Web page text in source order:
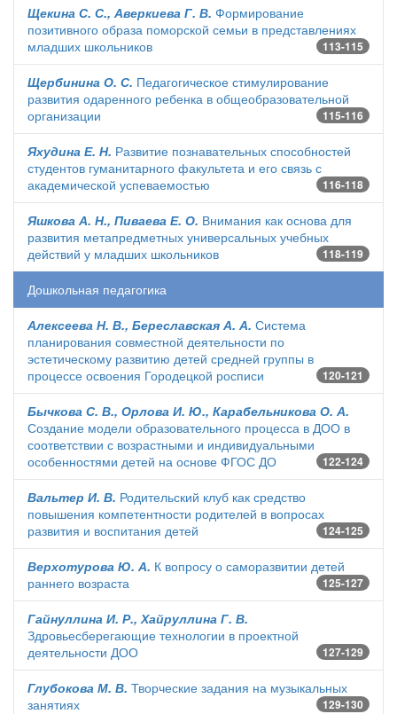
Щекина С. С., Аверкиева Г. В. Формирование
позитивного образа поморской семьи в представлениях
младших школьников
113-115
Щербинина О. С. Педагогическое стимулирование
развития одаренного ребенка в общеобразовательной
организации
115-116
Яхудина Е. Н. Развитие познавательных способностей
студентов гуманитарного факультета и его связь с
академической успеваемостью
116-118
Яшкова А. Н., Пиваева Е. О. Внимания как основа для
развития метапредметных универсальных учебных
действий у младших школьников
118-119
Дошкольная педагогика
Алексеева Н. В., Береславская А. А. Система
планирования совместной деятельности по
эстетическому развитию детей средней группы в
процессе освоения Городецкой росписи
120-121
Бычкова С. В., Орлова И. Ю., Карабельникова О. А.
Создание модели образовательного процесса в ДОО в
соответствии с возрастными и индивидуальными
особенностями детей на основе ФГОС ДО
122-124
Вальтер И. В. Родительский клуб как средство
повышения компетентности родителей в вопросах
развития и воспитания детей
124-125
Верхотурова Ю. А. К вопросу о саморазвитии детей
раннего возраста
125-127
Гайнуллина И. Р., Хайруллина Г. В.
Здровьесберегающие технологии в проектной
деятельности ДОО
127-129
Глубокова М. В. Творческие задания на музыкальных
занятиях
129-130